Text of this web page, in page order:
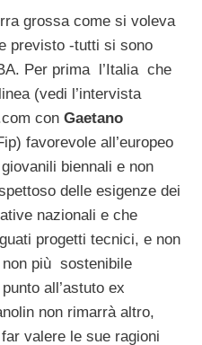
grossa come si voleva
previsto -tutti si sono
Per prima l’Italia che
(vedi l’intervista
con Gaetano
favorevole all’europeo
biennali e non
delle esigenze dei
nazionali e che
progetti tecnici, e non
non più sostenibile
all’astuto ex
non rimarrà altro,
valere le sue ragioni